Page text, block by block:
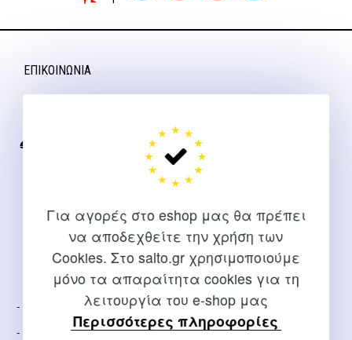
Για αγορές στο eshop μας θα πρέπει
να αποδεχθείτε την χρήση των
Cookies. Στο salto.gr χρησιμοποιούμε
μόνο τα απαραίτητα cookies για τη
λειτουργία του e-shop μας
Περισσότερες πληροφορίες
ΕΠΙΚΟΙΝΩΝΊΑ
Αγγελάκη 21, Θεσσαλονίκη
ΕΤΑΙΡΕΊΑ
Σχετικά Με Εμάς
Τρόποι Αποστολής